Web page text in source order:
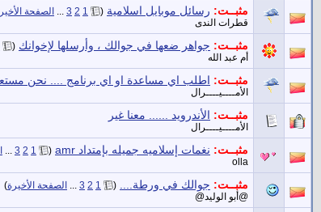
مثبــت: رسائل موبايل اسلامية (
1
2
3 الصفحة
قطرات الندى
مثبــت: جواهر ضعها في جوالك ، وأرسلها لإخوانك (
أم عبد الله
مثبــت: اطلب اي مساعدة او اي برنامج .... نحن
الأمــــيــــرال
مثبــت: الأندرويد ...... معنا غير
الأمــــيــــرال
مثبــت: نغمات إسلاميه جميله بإمتداد amr (
1
2
3
olla
مثبــت: جوالك في ورطة.... (
1
2
3 الصفحة الأخيرة)
@أبو الوليد@